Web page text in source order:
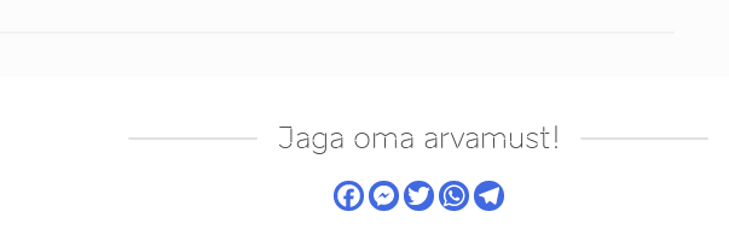
Jaga oma arvamust!